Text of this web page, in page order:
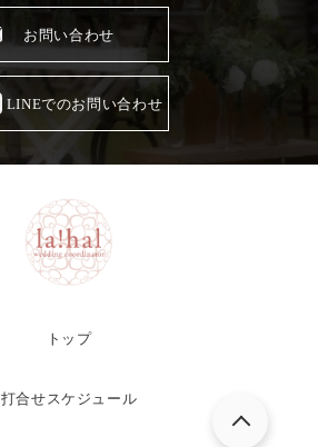
お問い合わせ
LINEでのお問い合わせ
トップ
打合せスケジュール